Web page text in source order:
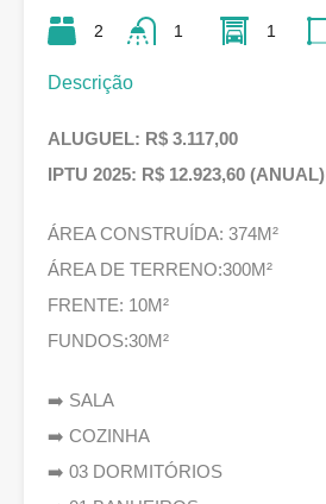
2 1 1
Descrição
ALUGUEL: R$ 3.117,00
IPTU 2025: R$ 12.923,60 (ANUAL)
ÁREA CONSTRUÍDA: 374M²
ÁREA DE TERRENO:300M²
FRENTE: 10M²
FUNDOS:30M²
➡️ SALA
➡️ COZINHA
➡️ 03 DORMITÓRIOS